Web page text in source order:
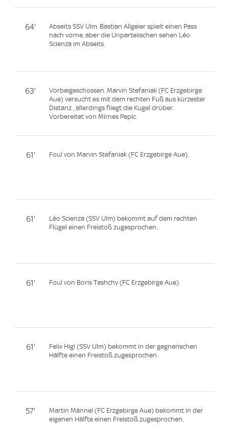
64'
Abseits SSV Ulm. Bastian Allgeier spielt einen Pass
nach vorne, aber die Unparteiischen sehen Léo
Scienza im Abseits.
63'
Vorbeigeschossen. Marvin Stefaniak (FC Erzgebirge
Aue) versucht es mit dem rechten Fuß aus kürzester
Distanz , allerdings fliegt die Kugel drüber.
Vorbereitet von Mirnes Pepic.
61' Foul von Marvin Stefaniak (FC Erzgebirge Aue).
61'
Léo Scienza (SSV Ulm) bekommt auf dem rechten
Flügel einen Freistoß zugesprochen.
61' Foul von Boris Tashchy (FC Erzgebirge Aue).
61'
Felix Higl (SSV Ulm) bekommt in der gegnerischen
Hälfte einen Freistoß zugesprochen.
57'
Martin Männel (FC Erzgebirge Aue) bekommt in der
eigenen Hälfte einen Freistoß zugesprochen.